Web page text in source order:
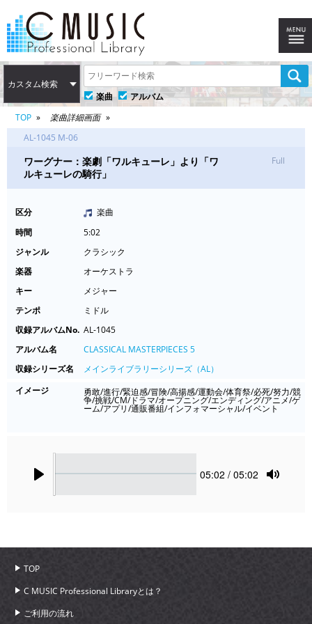
カスタム検索
楽曲
アルバム
TOP
楽曲詳細画面
AL-1045 M-06
ワーグナー：楽劇「ワルキューレ」より「ワ
ルキューレの騎行」
Full
区分
楽曲
時間
5:02
ジャンル
クラシック
楽器
オーケストラ
キー
メジャー
テンポ
ミドル
収録アルバムNo. AL-1045
アルバム名
CLASSICAL MASTERPIECES 5
収録シリーズ名
メインライブラリーシリーズ（AL）
イメージ
勇敢/進行/緊迫感/冒険/高揚感/運動会/体育祭/必死/努力/競
争/挑戦/CM/ドラマ/オープニング/エンディング/アニメ/ゲ
ーム/アプリ/通販番組/インフォマーシャル/イベント
Current
05:02 / 05:02
TOP
C MUSIC Professional Libraryとは？
ご利用の流れ